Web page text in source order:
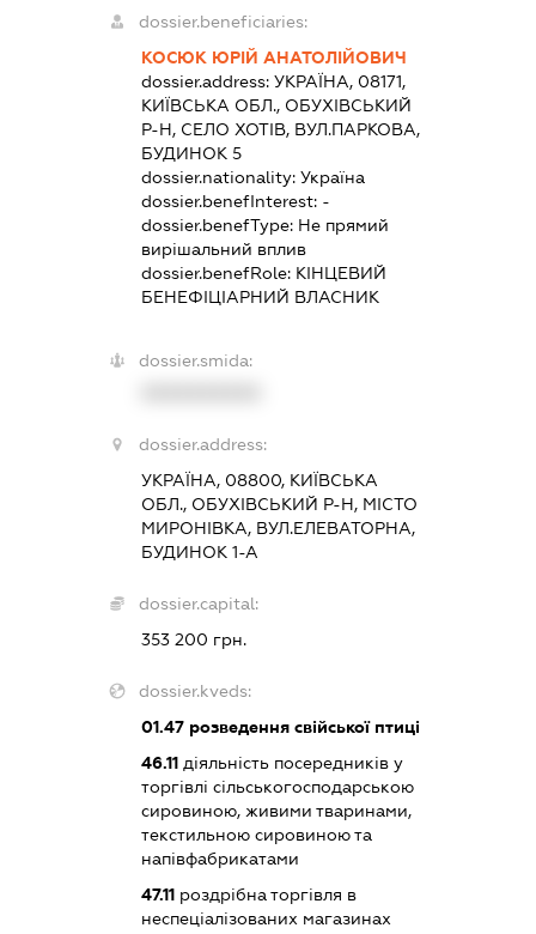
dossier.beneficiaries:
КОСЮК ЮРІЙ АНАТОЛІЙОВИЧ
dossier.address:УКРАЇНА, 08171,
КИЇВСЬКА ОБЛ., ОБУХІВСЬКИЙ
Р-Н, СЕЛО ХОТІВ, ВУЛ.ПАРКОВА,
БУДИНОК 5
dossier.nationality:Україна
dossier.benefInterest: -
dossier.benefType: Не прямий
вирішальний вплив
dossier.benefRole: КІНЦЕВИЙ
БЕНЕФІЦІАРНИЙ ВЛАСНИК
dossier.smida:
dossier.address:
УКРАЇНА, 08800, КИЇВСЬКА
ОБЛ., ОБУХІВСЬКИЙ Р-Н, МІСТО
МИРОНІВКА, ВУЛ.ЕЛЕВАТОРНА,
БУДИНОК 1-А
dossier.capital:
353 200 грн.
dossier.kveds:
01.47 розведення свійської птиці
46.11 діяльність посередників у
торгівлі сільськогосподарською
сировиною, живими тваринами,
текстильною сировиною та
напівфабрикатами
47.11 роздрібна торгівля в
неспеціалізованих магазинах